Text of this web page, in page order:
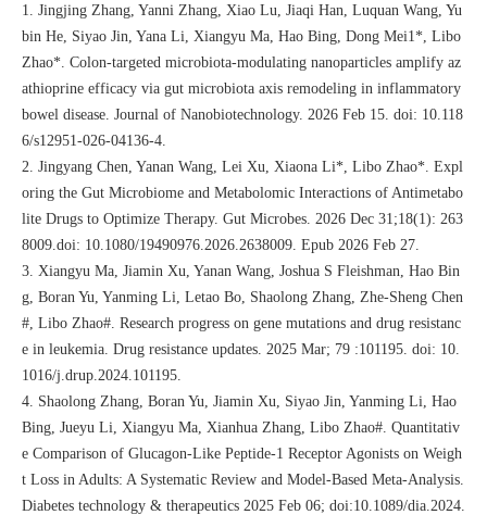
1. Jingjing Zhang, Yanni Zhang, Xiao Lu, Jiaqi Han, Luquan Wang, Yu
bin He, Siyao Jin, Yana Li, Xiangyu Ma, Hao Bing, Dong Mei1*, Libo
Zhao*. Colon-targeted microbiota-modulating nanoparticles amplify az
athioprine efficacy via gut microbiota axis remodeling in inflammatory
bowel disease. Journal of Nanobiotechnology. 2026 Feb 15. doi: 10.118
6/s12951-026-04136-4.
2. Jingyang Chen, Yanan Wang, Lei Xu, Xiaona Li*, Libo Zhao*. Expl
oring the Gut Microbiome and Metabolomic Interactions of Antimetabo
lite Drugs to Optimize Therapy. Gut Microbes. 2026 Dec 31;18(1): 263
8009.doi: 10.1080/19490976.2026.2638009. Epub 2026 Feb 27.
3. Xiangyu Ma, Jiamin Xu, Yanan Wang, Joshua S Fleishman, Hao Bin
g, Boran Yu, Yanming Li, Letao Bo, Shaolong Zhang, Zhe-Sheng Chen
#, Libo Zhao#. Research progress on gene mutations and drug resistanc
e in leukemia. Drug resistance updates. 2025 Mar; 79 :101195. doi: 10.
1016/j.drup.2024.101195.
4. Shaolong Zhang, Boran Yu, Jiamin Xu, Siyao Jin, Yanming Li, Hao
Bing, Jueyu Li, Xiangyu Ma, Xianhua Zhang, Libo Zhao#. Quantitativ
e Comparison of Glucagon-Like Peptide-1 Receptor Agonists on Weigh
t Loss in Adults: A Systematic Review and Model-Based Meta-Analysis.
Diabetes technology & therapeutics 2025 Feb 06; doi:10.1089/dia.2024.